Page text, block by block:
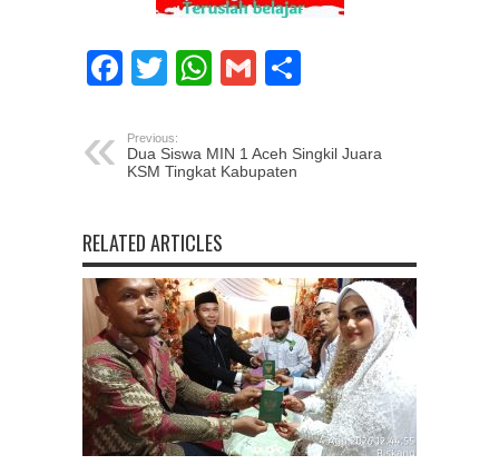
Facebook
TwitterWhatsApp
Gmail
Previous:
Dua Siswa MIN 1 Aceh Singkil Juara
KSM Tingkat Kabupaten
RELATED ARTICLES